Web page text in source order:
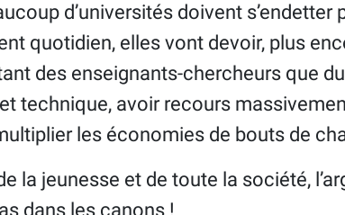
d’universités doivent s’endetter
quotidien, elles vont devoir, plus
des enseignants-chercheurs que
technique, avoir recours
les économies de bouts de
la jeunesse et de toute la société,
dans les canons !